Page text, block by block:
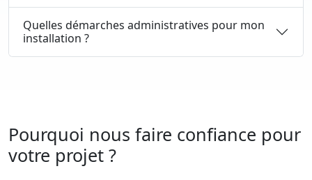
Quelles démarches administratives pour mon
installation ?
Pourquoi nous faire confiance pour
votre projet ?